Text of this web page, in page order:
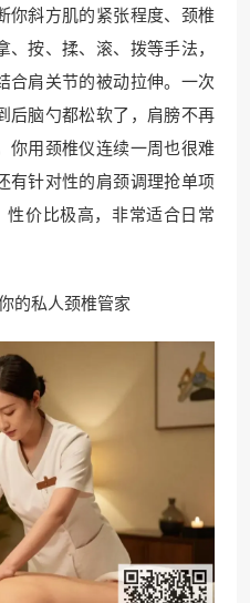
你斜方肌的紧张程度、颈椎
按、揉、滚、拨等手法，
合肩关节的被动拉伸。一次
后脑勺都松软了，肩膀不再
你用颈椎仪连续一周也很难
有针对性的肩颈调理抢单项
性价比极高，非常适合日常
的私人颈椎管家